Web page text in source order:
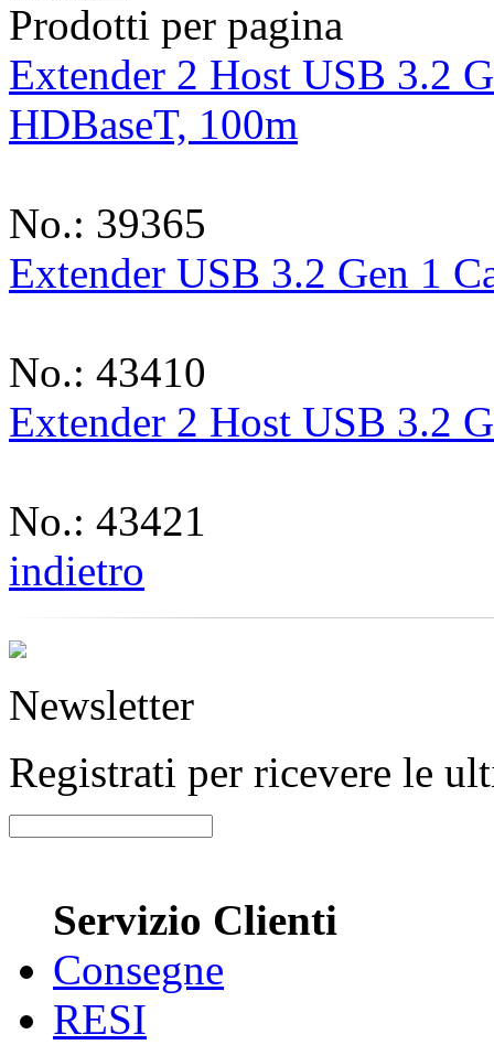
Prodotti per pagina
Extender 2 Host USB 3.2
HDBaseT, 100m
No.: 39365
Extender USB 3.2 Gen 1
No.: 43410
Extender 2 Host USB 3.2
No.: 43421
indietro
Newsletter
Registrati per ricevere le
Servizio Clienti
Consegne
RESI